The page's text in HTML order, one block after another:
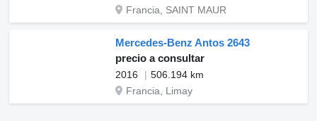
Francia, SAINT MAUR
Mercedes-Benz Antos 2643
precio a consultar
2016
506.194 km
Francia, Limay